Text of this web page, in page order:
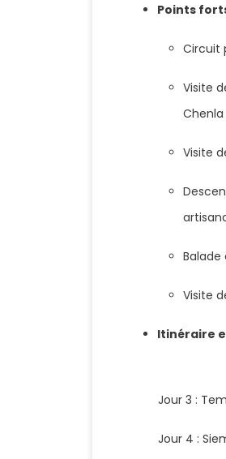
Points
Circuit
Visite
Visite
Visite
Itinéraire
Jour 3 :
Jour 4 :